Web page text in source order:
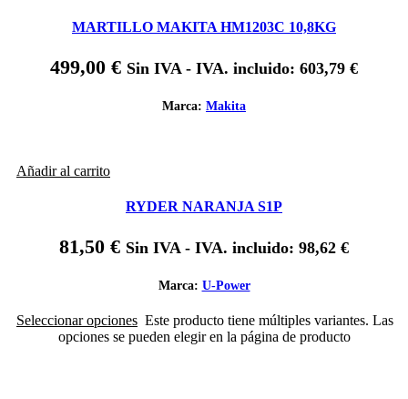
MARTILLO MAKITA HM1203C 10,8KG
499,00 € Sin IVA - IVA. incluido: 603,79 €
Marca: Makita
Añadir al carrito
RYDER NARANJA S1P
81,50 € Sin IVA - IVA. incluido: 98,62 €
Marca: U-Power
Seleccionar opciones Este producto tiene múltiples variantes. Las
opciones se pueden elegir en la página de producto